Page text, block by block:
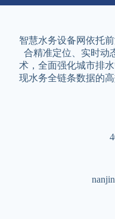
智慧水务设备网依托
合精准定位、实时动
术，全面强化城市排
现水务全链条数据的